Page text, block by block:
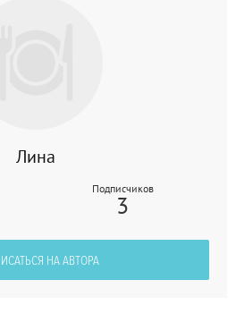
Лина
Подписчиков
3
НА АВТОРА